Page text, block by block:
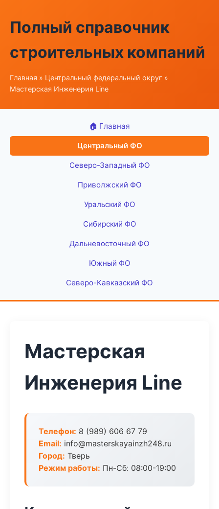
Полный справочник
строительных компаний
Главная » Центральный федеральный округ »
Мастерская Инженерия Line
🏠 Главная
Центральный ФО
Северо-Западный ФО
Приволжский ФО
Уральский ФО
Сибирский ФО
Дальневосточный ФО
Южный ФО
Северо-Кавказский ФО
Мастерская
Инженерия Line
Телефон: 8 (989) 606 67 79
Email: info@masterskayainzh248.ru
Город: Тверь
Режим работы: Пн-Сб: 08:00-19:00